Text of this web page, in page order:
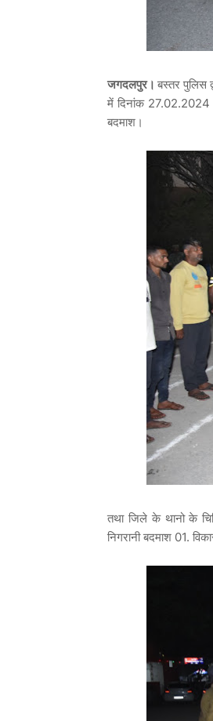
जगदलपुर।बस्तर पुलिस
में दिनांक 27.02.2024
बदमाश।
तथा जिले के थानो के
निगरानी बदमाश 01.